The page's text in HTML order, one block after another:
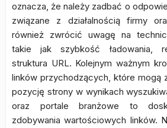
oznacza, że należy zadbać o
związane z działalnością firmy
również zwrócić uwagę na
takie jak szybkość ładowania,
struktura URL. Kolejnym ważnym
linków przychodzących, które mogą
pozycję strony w wynikach
oraz portale branżowe to
zdobywania wartościowych linków.